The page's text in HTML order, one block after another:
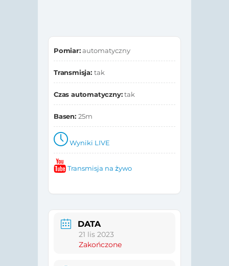
Pomiar:automatyczny
Transmisja: tak
Czas automatyczny:tak
Basen: 25m
Wyniki LIVE
Transmisja na żywo
DATA
21 lis 2023
Zakończone